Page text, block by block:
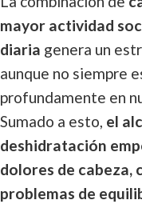
mayor actividad
diaria genera un
aunque no siempre
profundamente en
Sumado a esto, el
deshidratación
dolores de cabeza,
problemas de